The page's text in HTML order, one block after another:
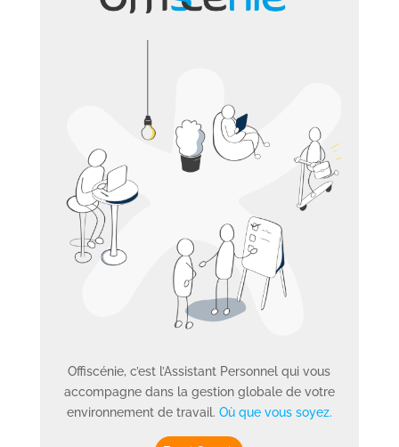
Offiscénie, c’est l’Assistant Personnel qui vous
accompagne dans la gestion globale de votre
environnement de travail. Où que vous soyez.